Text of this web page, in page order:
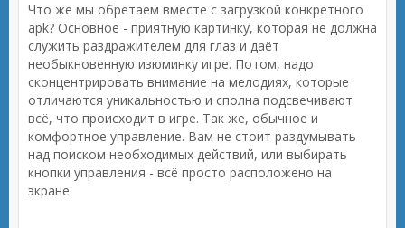
Что же мы обретаем вместе с загрузкой конкретного
apk? Основное - приятную картинку, которая не должна
служить раздражителем для глаз и даёт
необыкновенную изюминку игре. Потом, надо
сконцентрировать внимание на мелодиях, которые
отличаются уникальностью и сполна подсвечивают
всё, что происходит в игре. Так же, обычное и
комфортное управление. Вам не стоит раздумывать
над поиском необходимых действий, или выбирать
кнопки управления - всё просто расположено на
экране.